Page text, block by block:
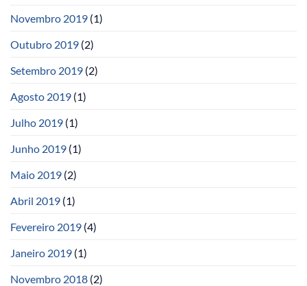
Novembro 2019 (1)
Outubro 2019 (2)
Setembro 2019 (2)
Agosto 2019 (1)
Julho 2019 (1)
Junho 2019 (1)
Maio 2019 (2)
Abril 2019 (1)
Fevereiro 2019 (4)
Janeiro 2019 (1)
Novembro 2018 (2)